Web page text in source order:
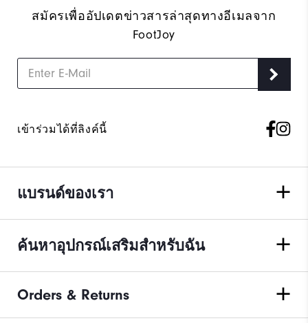
สมัครเพื่ออัปเดตข่าวสารล่าสุดทางอีเมลจาก
FootJoy
เข้าร่วมได้ที่ลิงค์นี้
แบรนด์ของเรา
ค้นหาอุปกรณ์เสริมสำหรับฉัน
Orders & Returns